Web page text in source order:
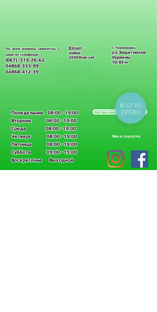
По всем вопросы свяжитесь с
нами по телефонам
(067) -519-26-62
04868-333-99
04868-412-39
Email
melisa-
2000@ukr.net
г. Черноморск,
ул. Защитников
Украины
10/83-н
Понедельник08:00 - 19:00
Вторник 08:00 - 19:00
Среда 08:00 - 19:00
Четверг 08:00 - 19:00
Пятница 08:00 - 19:00
Суббота 09:00 - 15:00
Воскресенье Выходной
Посмотреть на карте
Мы в соцсетях
КНОПКА
ЗВ'ЯЗКУ